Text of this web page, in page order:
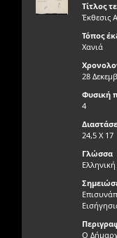
Τίτλος
Έκθεσις
Τόπος
Χανιά
28
Φυσική
4
24,5 Χ 17
Γλώσσα
Ελληνική
Ο